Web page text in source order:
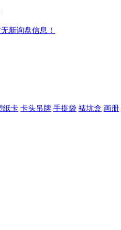
新询盘信息！
纸卡 卡头吊牌 手提袋 裱坑盒 画册